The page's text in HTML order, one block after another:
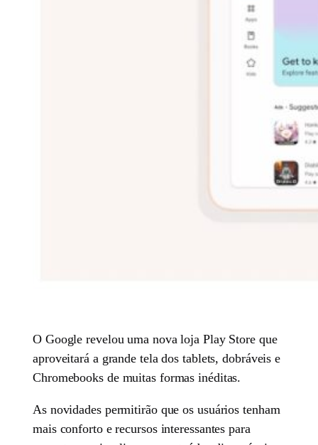
O Google revelou uma nova loja Play Store que
aproveitará a grande tela dos tablets, dobráveis e
Chromebooks de muitas formas inéditas.
As novidades permitirão que os usuários tenham
mais conforto e recursos interessantes para